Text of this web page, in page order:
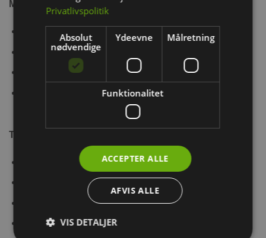
Med energirige ingredienser af god kvalitet af fx:
Sprøde grøntsager af gulerod, pastinak og rødbede.
Saftige melorme til optagelse af animalsk protein.
Udvalgte ingredienser fra hamsterens hjemegn: byg,
Tilpasset til din hamsters energibehov:
uden GMO’er.
uden tilsætningsstoffer.
uden tilsat sukker eller melasse.
uden smagsforstærkere, uden konserveringsmidler,
Privatlivspolitik
Absolut
nødvendige
Ydeevne Målretning
Funktionalitet
ACCEPTER ALLE
AFVIS ALLE
VIS DETALJER